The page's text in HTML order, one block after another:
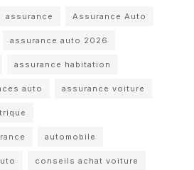
assurance Assurance Auto
assurance auto 2026
assurance habitation
auto assurance voiture
automobile
conseils achat voiture